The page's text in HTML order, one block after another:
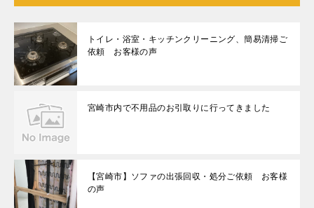
トイレ・浴室・キッチンクリーニング、簡易清掃ご
依頼 お客様の声
宮崎市内で不用品のお引取りに行ってきました
【宮崎市】ソファの出張回収・処分ご依頼 お客様
の声